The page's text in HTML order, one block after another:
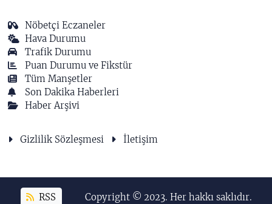
Nöbetçi Eczaneler
Hava Durumu
Trafik Durumu
Puan Durumu ve Fikstür
Tüm Manşetler
Son Dakika Haberleri
Haber Arşivi
Gizlilik Sözleşmesi İletişim
RSS Copyright © 2023. Her hakkı saklıdır.